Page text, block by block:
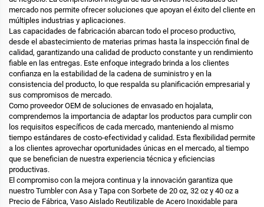
mercado nos permite ofrecer soluciones que apoyan el éxito del cliente en
múltiples industrias y aplicaciones.
Las capacidades de fabricación abarcan todo el proceso productivo,
desde el abastecimiento de materias primas hasta la inspección final de
calidad, garantizando una calidad de producto constante y un rendimiento
fiable en las entregas. Este enfoque integrado brinda a los clientes
confianza en la estabilidad de la cadena de suministro y en la
consistencia del producto, lo que respalda su planificación empresarial y
sus compromisos de mercado.
Como proveedor OEM de soluciones de envasado en hojalata,
comprendemos la importancia de adaptar los productos para cumplir con
los requisitos específicos de cada mercado, manteniendo al mismo
tiempo estándares de costo-efectividad y calidad. Esta flexibilidad permite
a los clientes aprovechar oportunidades únicas en el mercado, al tiempo
que se benefician de nuestra experiencia técnica y eficiencias
productivas.
El compromiso con la mejora continua y la innovación garantiza que
nuestro Tumbler con Asa y Tapa con Sorbete de 20 oz, 32 oz y 40 oz a
Precio de Fábrica, Vaso Aislado Reutilizable de Acero Inoxidable para